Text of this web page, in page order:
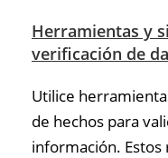
Herramientas y
verificación de
Utilice
de hechos para
información. Estos